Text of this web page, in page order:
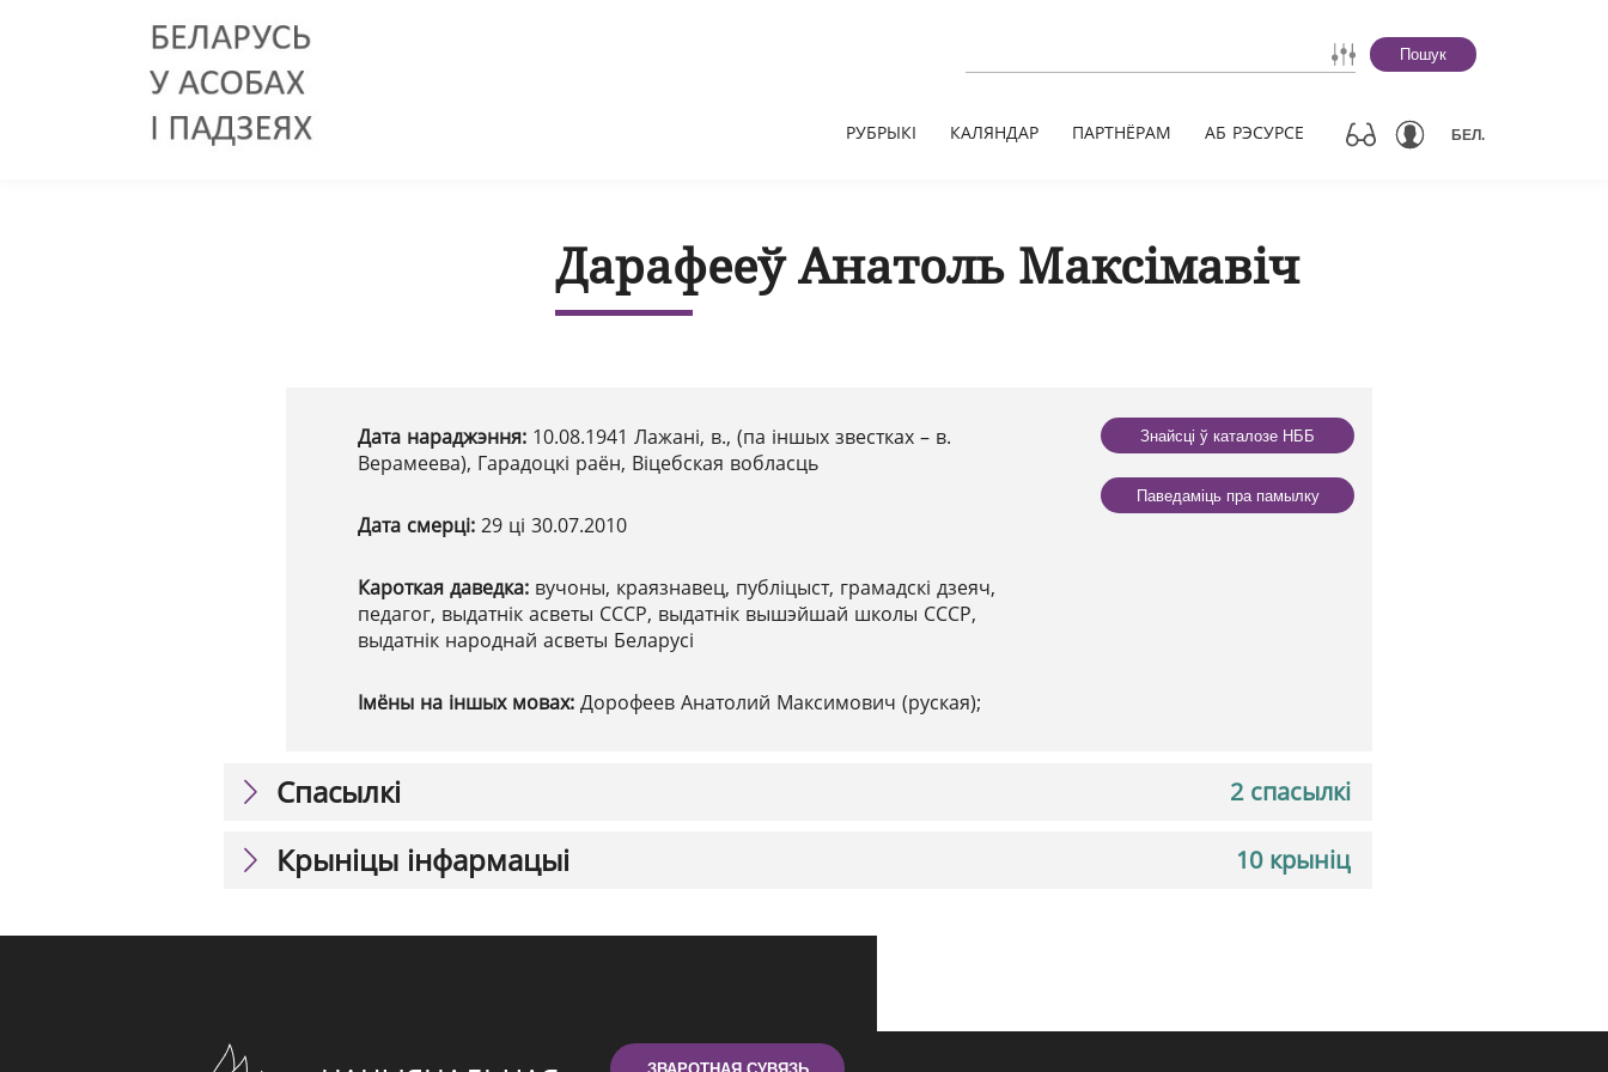
Пошук
РУБРЫКІ КАЛЯНДАР ПАРТНЁРАМ АБ РЭСУРСЕ БЕЛ.
Дарафееў Анатоль Максімавіч
Дата нараджэння: 10.08.1941 Лажані, в., (па іншых звестках – в.
Верамеева), Гарадоцкі раён, Віцебская вобласць
Дата смерці: 29 ці 30.07.2010
Кароткая даведка: вучоны, краязнавец, публіцыст, грамадскі дзеяч,
педагог, выдатнік асветы СССР, выдатнік вышэйшай школы СССР,
выдатнік народнай асветы Беларусі
Імёны на іншых мовах: Дорофеев Анатолий Максимович (руская);
Знайсці ў каталозе НББ
Паведаміць пра памылку
2 спасылкі
Спасылкі
10 крыніц
Крыніцы інфармацыі